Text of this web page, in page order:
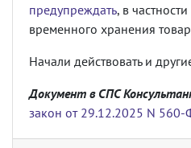
предупреждать, в
временного хранения
Начали действовать и
Документ в СПС
закон от 29.12.2025 N 560-